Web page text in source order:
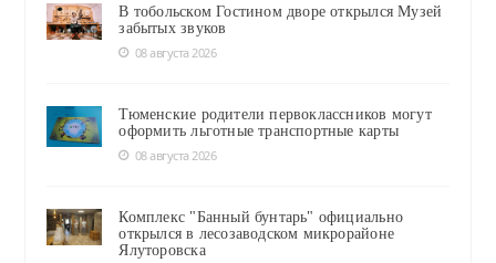
В тобольском Гостином дворе открылся Музей
забытых звуков
08 августа 2026
Тюменские родители первоклассников могут
оформить льготные транспортные карты
08 августа 2026
Комплекс "Банный бунтарь" официально
открылся в лесозаводском микрорайоне
Ялуторовска